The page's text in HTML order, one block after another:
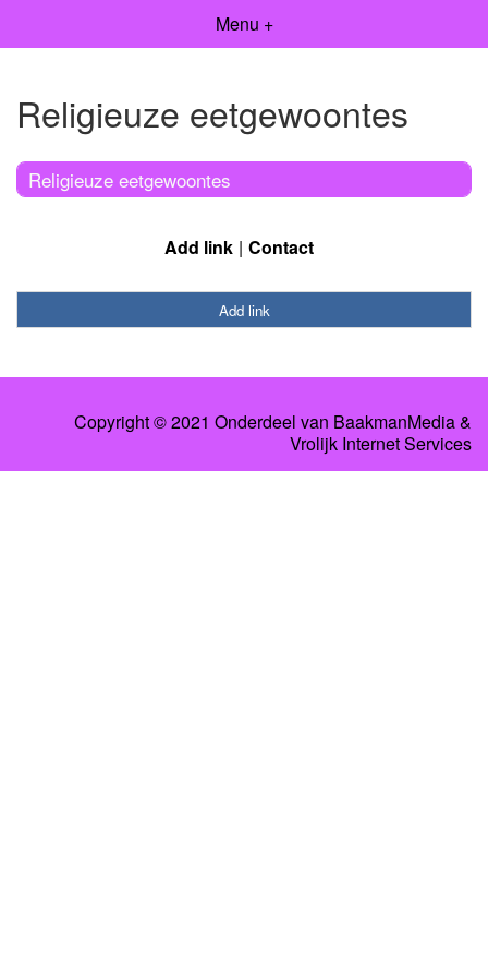
Menu +
Religieuze eetgewoontes
Religieuze eetgewoontes
Add link Contact
Add link
Copyright © 2021 Onderdeel van BaakmanMedia&
Vrolijk Internet Services